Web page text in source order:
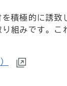
積極的に誘
組みです。